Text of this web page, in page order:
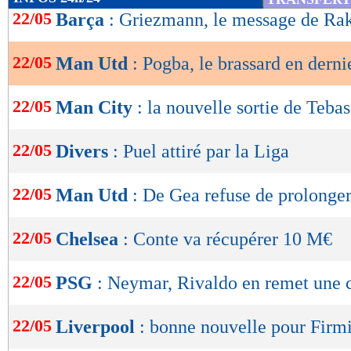
de
OK
22/05 Barça : Griezmann, le message de
22/05 Man Utd : Pogba, le brassard en
22/05 Man City : la nouvelle sortie de Tebas
22/05 Divers : Puel attiré par la Liga
22/05 Man Utd : De Gea refuse de prolonger
22/05 Chelsea : Conte va récupérer 10 M€
22/05 PSG : Neymar, Rivaldo en remet une
22/05 Liverpool : bonne nouvelle pour